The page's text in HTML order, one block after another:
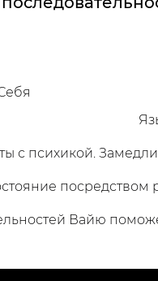
с психикой.
Вайю